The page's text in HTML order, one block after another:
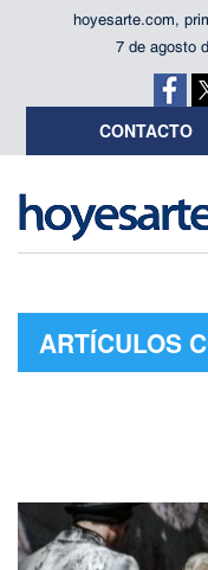
hoyesarte.com,
7 de agosto
CONTACTO
ARTÍCULOS